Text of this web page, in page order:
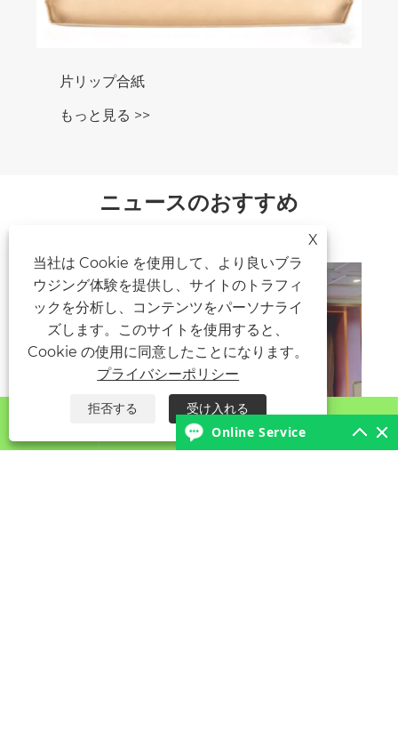
片リップ合紙
もっと見る >>
ニュースのおすすめ

X
当社は Cookie を使用して、より良いブラ
ウジング体験を提供し、サイトのトラフィ
ックを分析し、コンテンツをパーソナライ
ズします。このサイトを使用すると、
Cookie の使用に同意したことになります。
プライバシーポリシー
拒否する 受け入れる
Online Service